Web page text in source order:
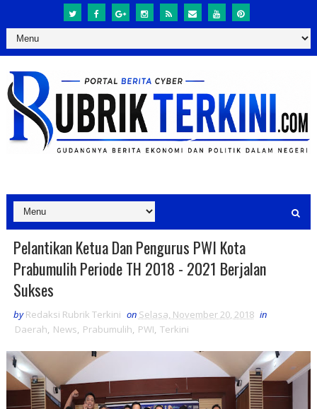
Pelantikan Ketua Dan Pengurus PWI Kota
Prabumulih Periode TH 2018 - 2021 Berjalan
Sukses
by Redaksi Rubrik Terkini on Selasa, November 20, 2018 in
Daerah, News, Prabumulih, PWI, Terkini